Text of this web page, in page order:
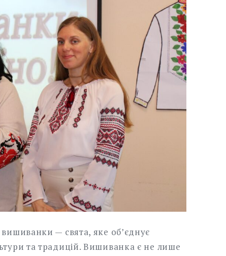
— свята, яке об’єднує
та традицій. Вишиванка є не лише